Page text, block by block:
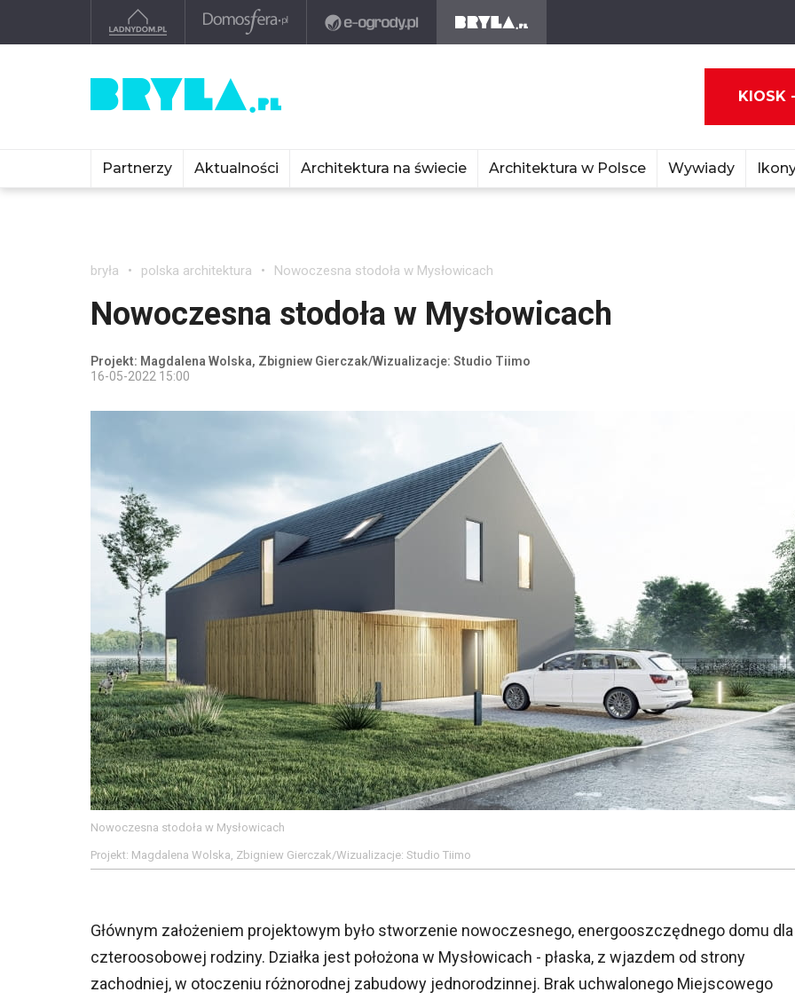
KIOSK
Partnerzy Aktualności Architektura na świecie Architektura w Polsce Wywiady
bryła polska architektura Nowoczesna stodoła w Mysłowicach
Nowoczesna stodoła w Mysłowicach
Projekt: Magdalena Wolska, Zbigniew Gierczak/Wizualizacje: Studio Tiimo
16-05-2022 15:00
Nowoczesna stodoła w Mysłowicach
Projekt: Magdalena Wolska, Zbigniew Gierczak/Wizualizacje: Studio Tiimo
Głównym założeniem projektowym było stworzenie nowoczesnego, energooszczędnego domu dla
czteroosobowej rodziny. Działka jest położona w Mysłowicach - płaska, z wjazdem od strony
zachodniej, w otoczeniu różnorodnej zabudowy jednorodzinnej. Brak uchwalonego Miejscowego